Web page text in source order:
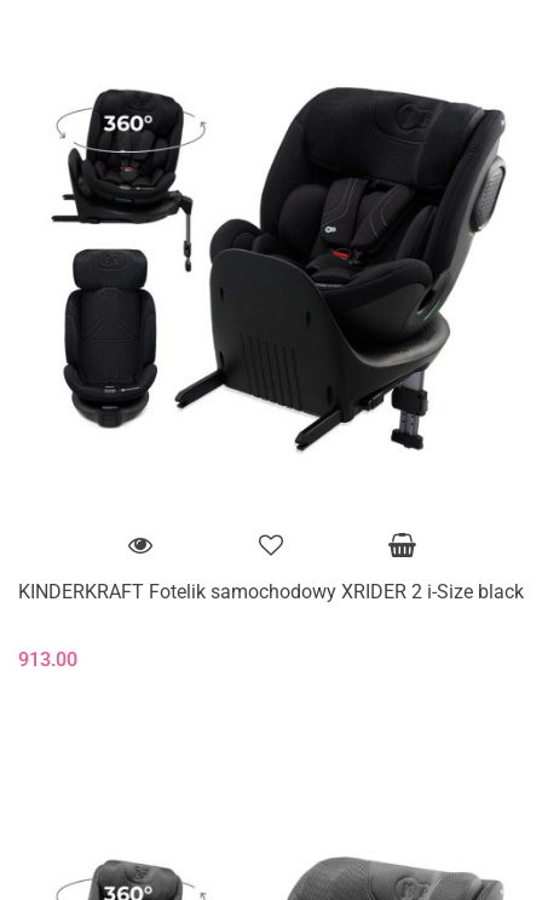
KINDERKRAFT Fotelik samochodowy XRIDER 2 i-Size black
913.00